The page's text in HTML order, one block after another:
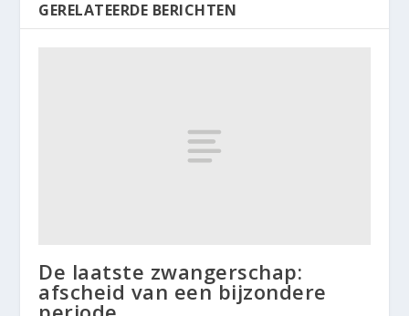
GERELATEERDE BERICHTEN
De laatste zwangerschap:
afscheid van een bijzondere